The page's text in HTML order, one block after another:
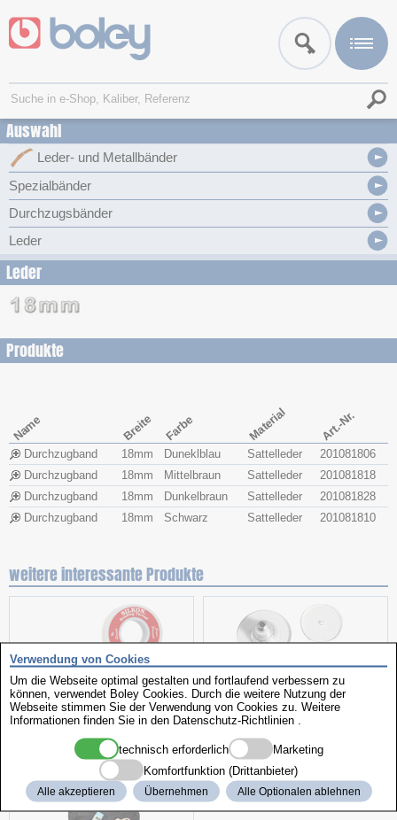
Auswahl
Leder- und Metallbänder
Spezialbänder
Durchzugsbänder
Leder
Leder
Produkte
Name Breite Farbe Material Art.-Nr.
Durchzugband 18mm Duneklblau Sattelleder
201081806
Durchzugband
18mm Mittelbraun Sattelleder
201081818
Durchzugband
18mm Dunkelbraun Sattelleder
201081828
Durchzugband
18mm Schwarz Sattelleder 201081810
weitere interessante Produkte
Hightech Seide Hilfsartikel
Verwendung von Cookies
Um die Webseite optimal gestalten und fortlaufend verbessern zu
können, verwendet Boley Cookies. Durch die weitere Nutzung der
Webseite stimmen Sie der Verwendung von Cookies zu. Weitere
Informationen finden Sie in den Datenschutz-Richtlinien
technisch erforderlich
Marketing
Komfortfunktion (Drittanbieter)
Alle akzeptieren Übernehmen Alle Optionalen ablehnen